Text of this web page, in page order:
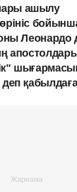
ашылу
Леонардо